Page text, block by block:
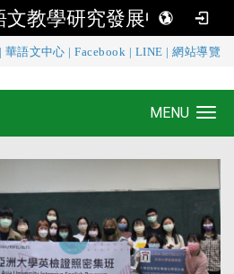
教學研究發展中心
華語文中心 |Facebook LINE |網站導覽
教學研究發展中心
MENU